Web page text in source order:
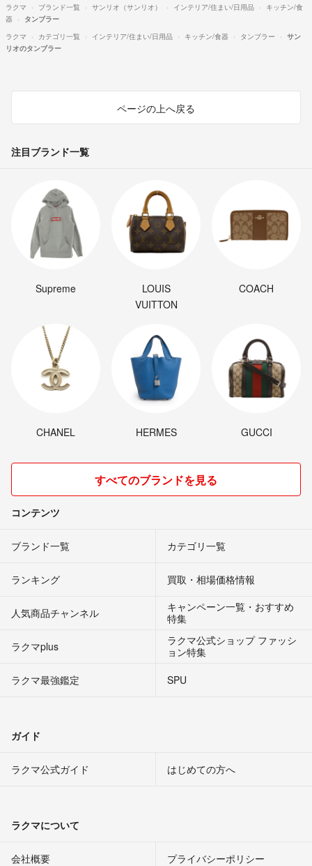
ラクマ ブランド一覧 サンリオ（サンリオ） インテリア/住まい/日用品
キッチン/食
器
タンブラー
ラクマ
カテゴリ一覧 インテリア/住まい/日用品 キッチン/食器 タンブラー
サン
リオのタンブラー
ページの上へ戻る
注目ブランド一覧
Supreme
LOUIS
VUITTON
COACH
CHANEL HERMES GUCCI
すべてのブランドを見る
コンテンツ
ブランド一覧 カテゴリ一覧
ランキング 買取・相場価格情報
人気商品チャンネル
キャンペーン一覧・おすすめ
特集
ラクマplus
ラクマ公式ショップ ファッシ
ョン特集
ラクマ最強鑑定
SPU
ガイド
ラクマ公式ガイド はじめての方へ
ラクマについて
会社概要 プライバシーポリシー